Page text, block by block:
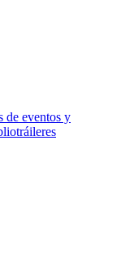
de eventos y